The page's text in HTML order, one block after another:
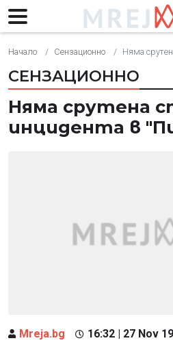
Начало Сензационно Няма срутена
СЕНЗАЦИОННО
Няма срутена
инцидента в
Mreja.bg 16:32 | 27 Nov 19